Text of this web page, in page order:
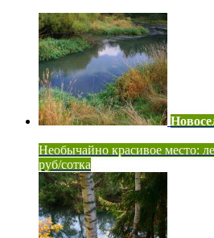
Необычайно красивое место:
руб/сотка